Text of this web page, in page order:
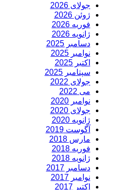
جولای 2026
ژوئن 2026
فوریه 2026
ژانویه 2026
دسامبر 2025
نوامبر 2025
اکتبر 2025
سپتامبر 2025
جولای 2022
می 2022
نوامبر 2020
جولای 2020
ژانویه 2020
آگوست 2019
مارس 2018
فوریه 2018
ژانویه 2018
دسامبر 2017
نوامبر 2017
اکتبر 2017